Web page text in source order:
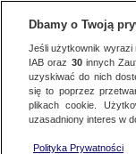
Dbamy o Twoją
Jeśli użytkownik wyrazi
IAB oraz 30innych
uzyskiwać do nich
się to poprzez
plikach cookie.
uzasadniony interes w
Polityka Prywatności